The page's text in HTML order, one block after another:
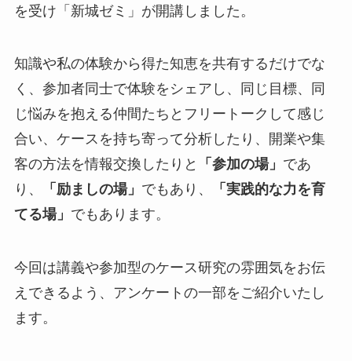
を受け「新城ゼミ」が開講しました。
知識や私の体験から得た知恵を共有するだけでな
く、参加者同士で体験をシェアし、同じ目標、同
じ悩みを抱える仲間たちとフリートークして感じ
合い、ケースを持ち寄って分析したり、開業や集
客の方法を情報交換したりと
「参加の場」 であ
り、
「励ましの場」 でもあり、
「実践的な力を育
てる場」 でもあります。
今回は講義や参加型のケース研究の雰囲気をお伝
えできるよう、アンケートの一部をご紹介いたし
ます。